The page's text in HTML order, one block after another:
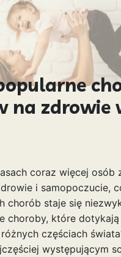
na zdrowie
coraz więcej osób
i samopoczucie,
chorób staje się
choroby, które dotykają
częściach
występującym